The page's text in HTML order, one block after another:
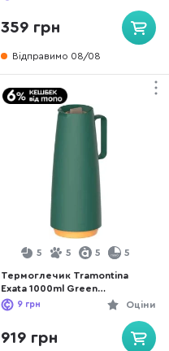
359 грн
Відправимо 08/08
5 5 5 5
Термоглечик Tramontina
Exata 1000ml Green
(61636/107)
Оціни
9 грн
919 грн